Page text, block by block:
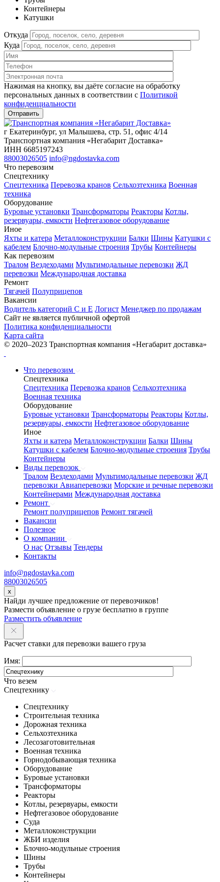
Контейнеры
Катушки
Откуда
Куда
Нажимая на кнопку, вы даёте согласие на обработку
персональных данных в соответствии c Политикой
конфиденциальности
г Екатеринбург, ул Малышева, стр. 51, офис 4/14
Транспортная компания «Негабарит Доставка»
ИНН 6685197243
88003026505 info@ngdostavka.com
Что перевозим
Спецтехнику
Спецтехника Перевозка кранов Сельхозтехника Военная
техника
Оборудование
Буровые установки Трансформаторы Реакторы Котлы,
резервуары, емкости Нефтегазовое оборудование
Иное
Яхты и катера Металлоконструкции Балки Шины Катушки с
кабелем Блочно-модульные строения Трубы Контейнеры
Как перевозим
Тралом Вездеходами Мультимодальные перевозки ЖД
перевозки Международная доставка
Ремонт
Тягачей Полуприцепов
Вакансии
Водитель категорий С и Е Логист Менеджер по продажам
Сайт не является публичной офертой
Политика конфиденциальности
Карта сайта
© 2020–2023 Транспортная компания «Негабарит доставка»
Что перевозим
Спецтехника
Спецтехника Перевозка кранов Сельхозтехника
Военная техника
Оборудование
Буровые установки Трансформаторы Реакторы Котлы,
резервуары, емкости Нефтегазовое оборудование
Иное
Яхты и катера Металлоконструкции Балки Шины
Катушки с кабелем Блочно-модульные строения Трубы
Контейнеры
Виды перевозок
Тралом Вездеходами Мультимодальные перевозки ЖД
перевозки Авиаперевозки Морские и речные перевозки
Контейнерами Международная доставка
Ремонт
Ремонт полуприцепов Ремонт тягачей
Вакансии
Полезное
О компании
О нас Отзывы Тендеры
Контакты
info@ngdostavka.com
88003026505
x
Найди лучшее предложение от перевозчиков!
Размести объявление о грузе бесплатно в группе
Разместить объявление
Расчет ставки для перевозки вашего груза
Имя:
Что везем
Спецтехнику
Спецтехнику
Строительная техника
Дорожная техника
Сельхозтехника
Лесозаготовительная
Военная техника
Горнодобывающая техника
Оборудование
Буровые установки
Трансформаторы
Реакторы
Котлы, резервуары, емкости
Нефтегазовое оборудование
Cуда
Металлоконструкции
ЖБИ изделия
Блочно-модульные строения
Шины
Трубы
Контейнеры